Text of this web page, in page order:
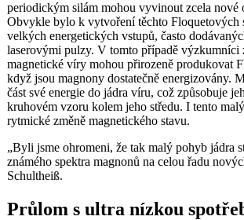
periodickým silám mohou vyvinout zcela nové
Obvykle bylo k vytvoření těchto Floquetových
velkých energetických vstupů, často
laserovými pulzy. V tomto případě výzkumníci
magnetické víry mohou přirozeně produkovat
když jsou magnony dostatečně energizovány.
část své energie do jádra víru, což způsobuje
kruhovém vzoru kolem jeho středu. I tento
rytmické změně magnetického stavu.
„Byli jsme ohromeni, že tak malý pohyb jádra
známého spektra magnonů na celou řadu
Schultheiß.
Průlom s ultra nízkou